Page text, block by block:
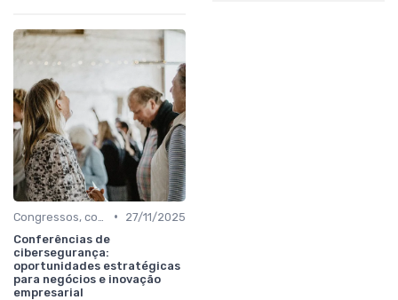
•
27/11/2025
Conferências de
cibersegurança:
oportunidades estratégicas
para negócios e inovação
empresarial